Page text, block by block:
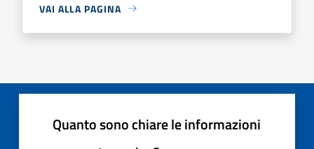
VAI ALLA PAGINA
Quanto sono chiare le informazioni